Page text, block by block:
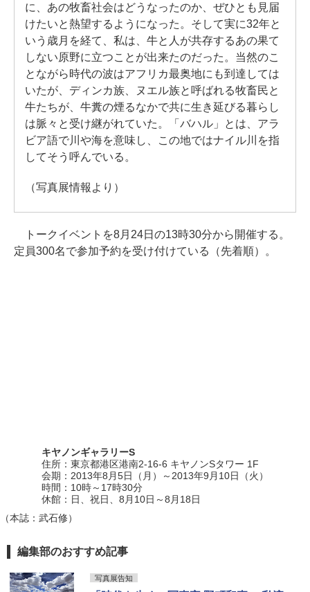
に、あの牧畜社会はどうなったのか、ぜひとも見届
けたいと熱望するようになった。そして実に32年と
いう歳月を経て、私は、牛と人が共存するあの果て
しない原野に立つことが出来たのだった。当然のこ
とながら時代の波はアフリカ最奥地にも到達しては
いたが、ディンカ族、ヌエル族と呼ばれる牧畜民と
牛たちが、牛糞の煙るなかで共に生き延びる暮らし
は脈々と受け継がれていた。「バハル」とは、アラ
ビア語で川や海を意味し、この地ではナイル川を指
してそう呼んでいる。
（写真展情報より）
トークイベントを8月24日の13時30分から開催する。
定員300名で参加予約を受け付けている（先着順）。
キヤノンギャラリーS
住所：東京都港区港南2-16-6 キヤノンSタワー 1F
会期：2013年8月5日（月）～2013年9月10日（火）
時間：10時～17時30分
休館：日、祝日、8月10日～8月18日
（本誌：武石修）
編集部のおすすめ記事
写真展告知